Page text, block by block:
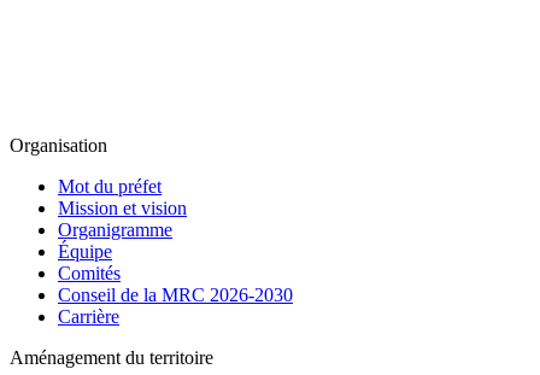
Organisation
Mot du préfet
Mission et vision
Organigramme
Équipe
Comités
Conseil de la MRC 2026-2030
Carrière
Aménagement du territoire